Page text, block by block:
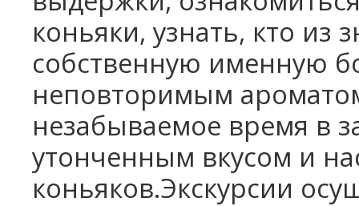
коньяки, узнать, кто из
собственную именную
неповторимым
незабываемое время в
утонченным вкусом и
коньяков.Экскурсии